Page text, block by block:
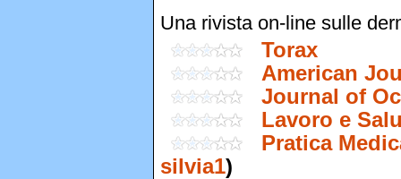
Una rivista on-line sulle
Torax
American
Journal of
Lavoro e
Pratica
silvia1)